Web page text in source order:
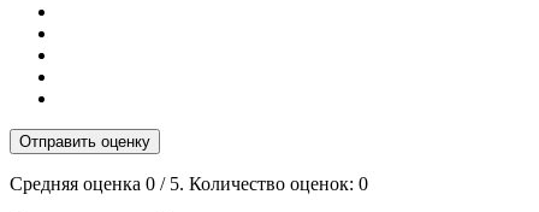
Отправить оценку
Средняя оценка 0 / 5. Количество оценок: 0